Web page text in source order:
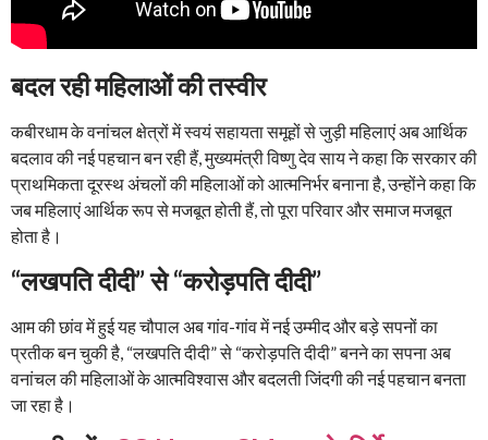
बदल रही महिलाओं की तस्वीर
कबीरधाम के वनांचल क्षेत्रों में स्वयं सहायता समूहों से जुड़ी महिलाएं अब आर्थिक
बदलाव की नई पहचान बन रही हैं, मुख्यमंत्री विष्णु देव साय ने कहा कि सरकार की
प्राथमिकता दूरस्थ अंचलों की महिलाओं को आत्मनिर्भर बनाना है, उन्होंने कहा कि
जब महिलाएं आर्थिक रूप से मजबूत होती हैं, तो पूरा परिवार और समाज मजबूत
होता है।
“लखपति दीदी” से “करोड़पति दीदी”
आम की छांव में हुई यह चौपाल अब गांव-गांव में नई उम्मीद और बड़े सपनों का
प्रतीक बन चुकी है, “लखपति दीदी” से “करोड़पति दीदी” बनने का सपना अब
वनांचल की महिलाओं के आत्मविश्वास और बदलती जिंदगी की नई पहचान बनता
जा रहा है।